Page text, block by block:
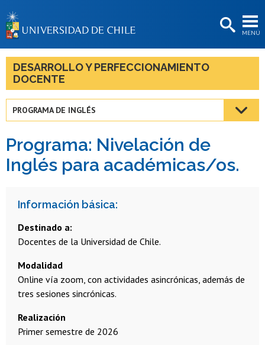
MENÚ
BIBLIOTECAS
LA UNIVERSIDAD
Funcionarias/os
DESARROLLO Y PERFECCIONAMIENTO
DOCENTE
PROGRAMA DE INGLÉS
Programa: Nivelación de
Inglés para académicas/os.
Información básica:
Destinado a:
Docentes de la Universidad de Chile.
Modalidad
Online vía zoom, con actividades asincrónicas, además de
tres sesiones sincrónicas.
Realización
Primer semestre de 2026